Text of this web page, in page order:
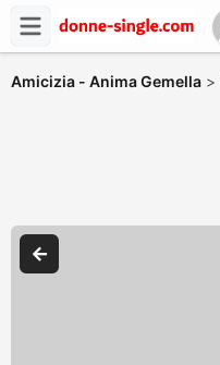
Amicizia - Anima Gemella >